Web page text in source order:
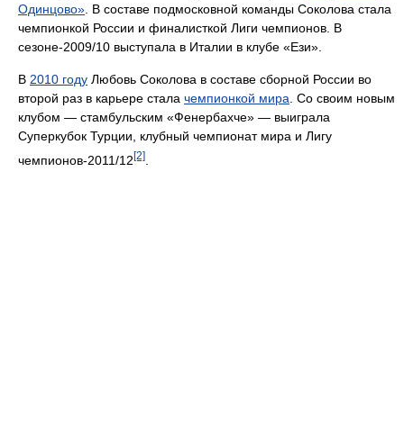
Одинцово» . В составе подмосковной команды Соколова стала
чемпионкой России и финалисткой Лиги чемпионов. В
сезоне-2009/10 выступала в Италии в клубе «Ези».
В 2010 году Любовь Соколова в составе сборной России во
второй раз в карьере стала чемпионкой мира . Со своим новым
клубом — стамбульским «Фенербахче» — выиграла
Суперкубок Турции, клубный чемпионат мира и Лигу
чемпионов-2011/12[2]